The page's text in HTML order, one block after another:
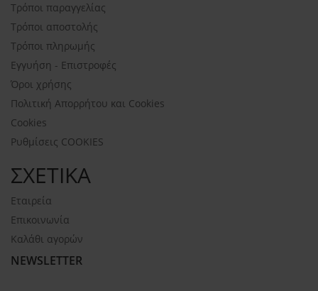
Τρόποι παραγγελίας
Τρόποι αποστολής
Τρόποι πληρωμής
Εγγυήση - Επιστροφές
Όροι χρήσης
Πολιτική Απορρήτου και Cookies
Cookies
Ρυθμίσεις COOKIES
ΣΧΕΤΙΚΑ
Εταιρεία
Επικοινωνία
Καλάθι αγορών
NEWSLETTER